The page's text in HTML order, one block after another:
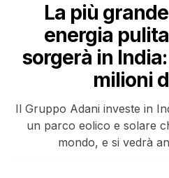
La più
energia
sorgerà in
milioni
Il Gruppo Adani investe in
un parco eolico e solare
mondo, e si vedrà